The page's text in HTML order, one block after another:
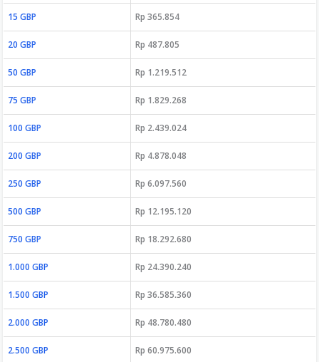
15 GBP Rp 365.854
20 GBP Rp 487.805
50 GBP Rp 1.219.512
75 GBP Rp 1.829.268
100 GBP Rp 2.439.024
200 GBP Rp 4.878.048
250 GBP Rp 6.097.560
500 GBP Rp 12.195.120
750 GBP Rp 18.292.680
1.000 GBP Rp 24.390.240
1.500 GBP Rp 36.585.360
2.000 GBP Rp 48.780.480
2.500 GBP Rp 60.975.600